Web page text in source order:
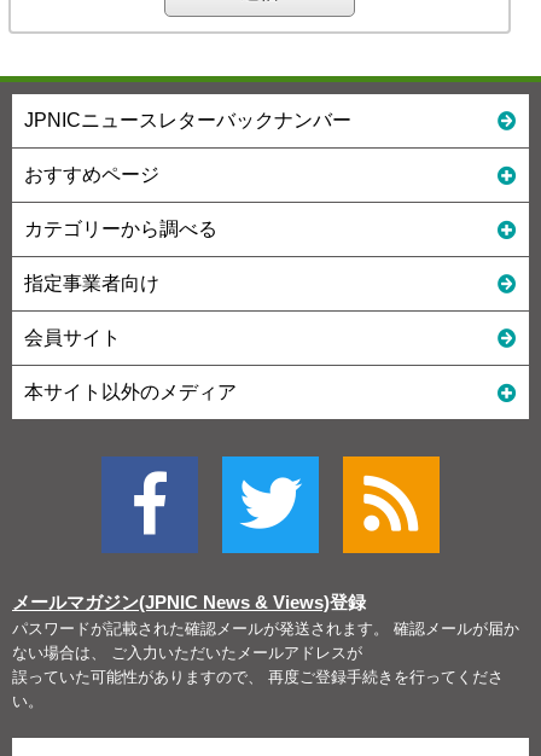
JPNICニュースレターバックナンバー
おすすめページ
カテゴリーから調べる
指定事業者向け
会員サイト
本サイト以外のメディア
メールマガジン(JPNIC News & Views)登録
パスワードが記載された確認メールが発送されます。 確認メールが届か
ない場合は、 ご入力いただいたメールアドレスが
誤っていた可能性がありますので、 再度ご登録手続きを行ってくださ
い。